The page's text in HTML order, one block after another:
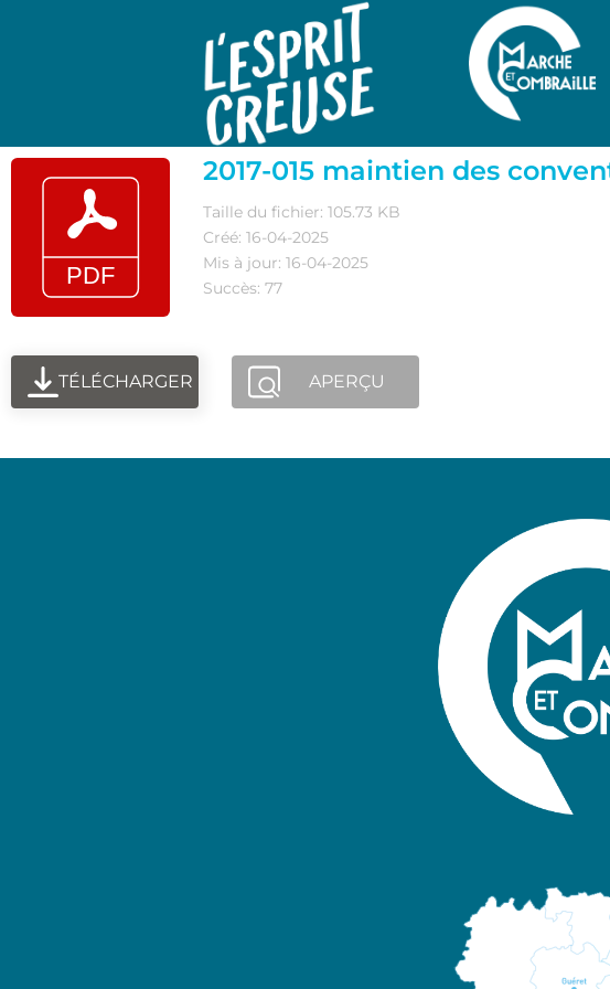
2017-015 maintien des
Taille du fichier: 105.73 KB
Créé: 16-04-2025
Mis à jour: 16-04-2025
Succès: 77
TÉLÉCHARGER APERÇU